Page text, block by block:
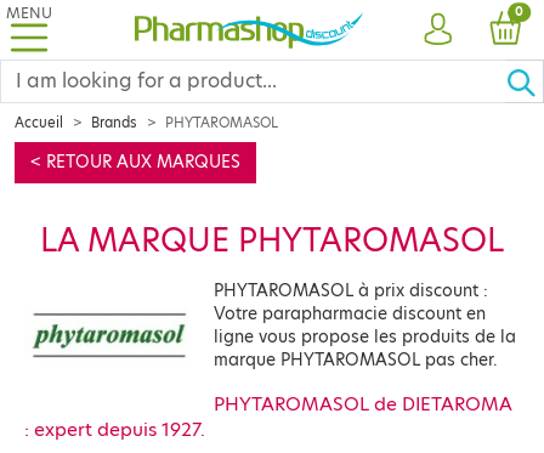
MENU
ACCOUNT
0
Accueil Brands PHYTAROMASOL
< RETOUR AUX MARQUES
LA MARQUE PHYTAROMASOL
PHYTAROMASOL à prix discount :
Votre parapharmacie discount en
ligne vous propose les produits de la
marque PHYTAROMASOL pas cher.
PHYTAROMASOL de DIETAROMA
: expert depuis 1927.